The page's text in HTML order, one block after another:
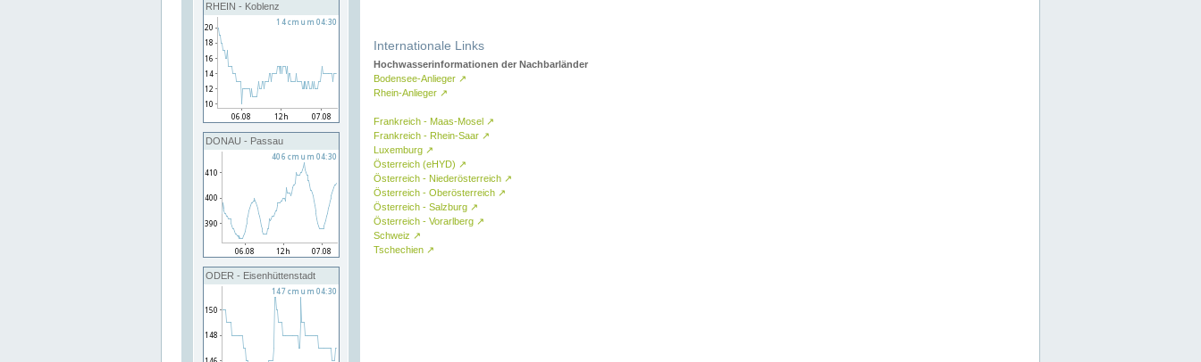
RHEIN - Koblenz
DONAU - Passau
ODER - Eisenhüttenstadt
Internationale Links
Hochwasserinformationen der Nachbarländer
Bodensee-Anlieger ↗
Rhein-Anlieger ↗
Frankreich - Maas-Mosel ↗
Frankreich - Rhein-Saar ↗
Luxemburg ↗
Österreich (eHYD) ↗
Österreich - Niederösterreich ↗
Österreich - Oberösterreich ↗
Österreich - Salzburg ↗
Österreich - Vorarlberg ↗
Schweiz ↗
Tschechien ↗